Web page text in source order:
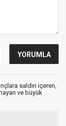
saldırı içeren,
ve büyük